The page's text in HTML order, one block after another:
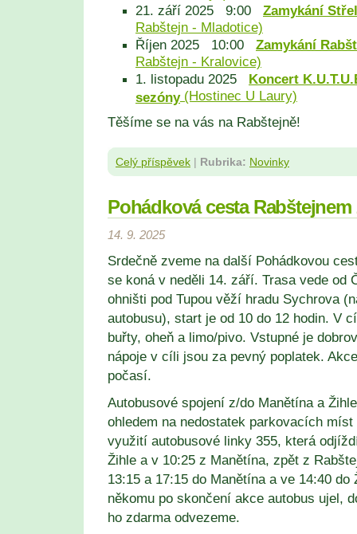
21. září 2025 9:00 Zamykání
Rabštejn - Mladotice)
Říjen 2025 10:00 Zamykání
Rabštejn - Kralovice)
1. listopadu 2025 Koncert
sezóny(Hostinec U Laury)
Těšíme se na vás na Rabštejně!
Celý příspěvek | Rubrika: Novinky
Pohádková cesta Rabštejnem
14. 9. 2025
Srdečně zveme na další Pohádkovou
se koná v neděli 14. září. Trasa vede od
ohništi pod Tupou věží hradu Sychrova
autobusu), start je od 10 do 12 hodin. V
buřty, oheň a limo/pivo. Vstupné je
nápoje v cíli jsou za pevný poplatek.
počasí.
Autobusové spojení z/do Manětína a
ohledem na nedostatek parkovacích
využití autobusové linky 355, která
Žihle a v 10:25 z Manětína, zpět z
13:15 a 17:15 do Manětína a ve 14:40 do
někomu po skončení akce autobus ujel,
ho zdarma odvezeme.